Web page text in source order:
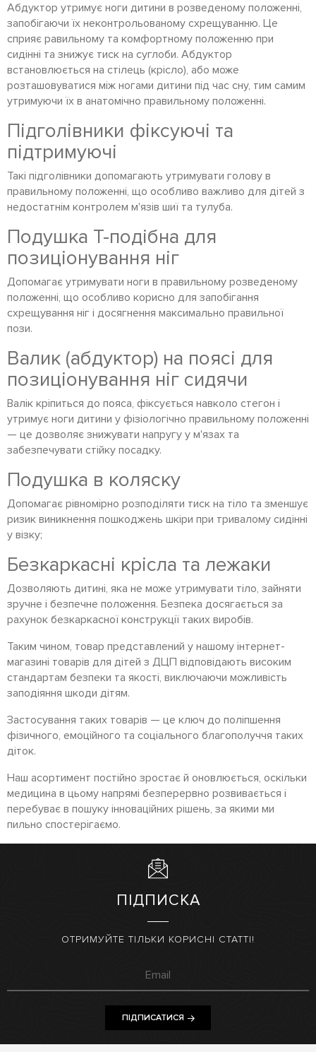
Абдуктор утримує ноги дитини в розведеному положенні,
запобігаючи їх неконтрольованому схрещуванню. Це
сприяє равильному та комфортному положенню при
сидінні та знижує тиск на суглоби. Абдуктор
встановлюється на стілець (крісло), або може
розташовуватися між ногами дитини під час сну, тим самим
утримуючи їх в анатомічно правильному положенні.
Підголівники фіксуючі та
підтримуючі
Такі підголівники допомагають утримувати голову в
правильному положенні, що особливо важливо для дітей з
недостатнім контролем м'язів шиї та тулуба.
Подушка Т-подібна для
позиціонування ніг
Допомагає утримувати ноги в правильному розведеному
положенні, що особливо корисно для запобігання
схрещування ніг і досягнення максимально правильної
пози.
Валик (абдуктор) на поясі для
позиціонування ніг сидячи
Валік кріпиться до пояса, фіксується навколо стегон і
утримує ноги дитини у фізіологічно правильному положенні
— це дозволяє знижувати напругу у м'язах та
забезпечувати стійку посадку.
Подушка в коляску
Допомагає рівномірно розподіляти тиск на тіло та зменшує
ризик виникнення пошкоджень шкіри при тривалому сидінні
у візку;
Безкаркасні крісла та лежаки
Дозволяють дитині, яка не може утримувати тіло, зайняти
зручне і безпечне положення. Безпека досягається за
рахунок безкаркасної конструкції таких виробів.
Таким чином, товар представлений у нашому інтернет-
магазині товарів для дітей з ДЦП відповідають високим
стандартам безпеки та якості, виключаючи можливість
заподіяння шкоди дітям.
Застосування таких товарів — це ключ до поліпшення
фізичного, емоційного та соціального благополуччя таких
діток.
Наш асортимент постійно зростає й оновлюється, оскільки
медицина в цьому напрямі безперервно розвивається і
перебуває в пошуку інноваційних рішень, за якими ми
пильно спостерігаємо.
ПІДПИСКА
ОТРИМУЙТЕ ТІЛЬКИ КОРИСНІ СТАТТІ!
ПІДПИСАТИСЯ